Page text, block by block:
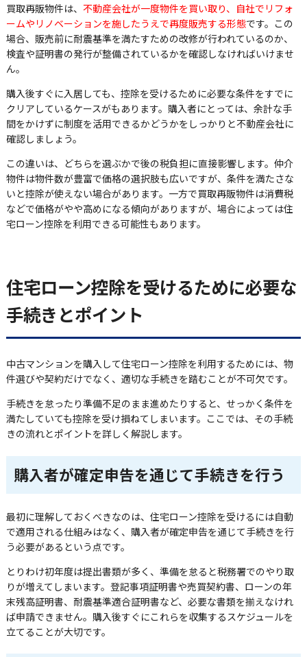
買取再販物件は、 不動産会社が一度物件を買い取り、自社でリフォ
ームやリノベーションを施したうえで再度販売する形態です。この
場合、販売前に耐震基準を満たすための改修が行われているのか、
検査や証明書の発行が整備されているかを確認しなければいけませ
ん。
購入後すぐに入居しても、控除を受けるために必要な条件をすでに
クリアしているケースがもあります。購入者にとっては、余計な手
間をかけずに制度を活用できるかどうかをしっかりと不動産会社に
確認しましょう。
この違いは、どちらを選ぶかで後の税負担に直接影響します。仲介
物件は物件数が豊富で価格の選択肢も広いですが、条件を満たさな
いと控除が使えない場合があります。一方で買取再販物件は消費税
などで価格がやや高めになる傾向がありますが、場合によっては住
宅ローン控除を利用できる可能性もあります。
住宅ローン控除を受けるために必要な
手続きとポイント
中古マンションを購入して住宅ローン控除を利用するためには、物
件選びや契約だけでなく、適切な手続きを踏むことが不可欠です。
手続きを怠ったり準備不足のまま進めたりすると、せっかく条件を
満たしていても控除を受け損ねてしまいます。ここでは、その手続
きの流れとポイントを詳しく解説します。
購入者が確定申告を通じて手続きを行う
最初に理解しておくべきなのは、住宅ローン控除を受けるには自動
で適用される仕組みはなく、購入者が確定申告を通じて手続きを行
う必要があるという点です。
とりわけ初年度は提出書類が多く、準備を怠ると税務署でのやり取
りが増えてしまいます。登記事項証明書や売買契約書、ローンの年
末残高証明書、耐震基準適合証明書など、必要な書類を揃えなけれ
ば申請できません。購入後すぐにこれらを収集するスケジュールを
立てることが大切です。